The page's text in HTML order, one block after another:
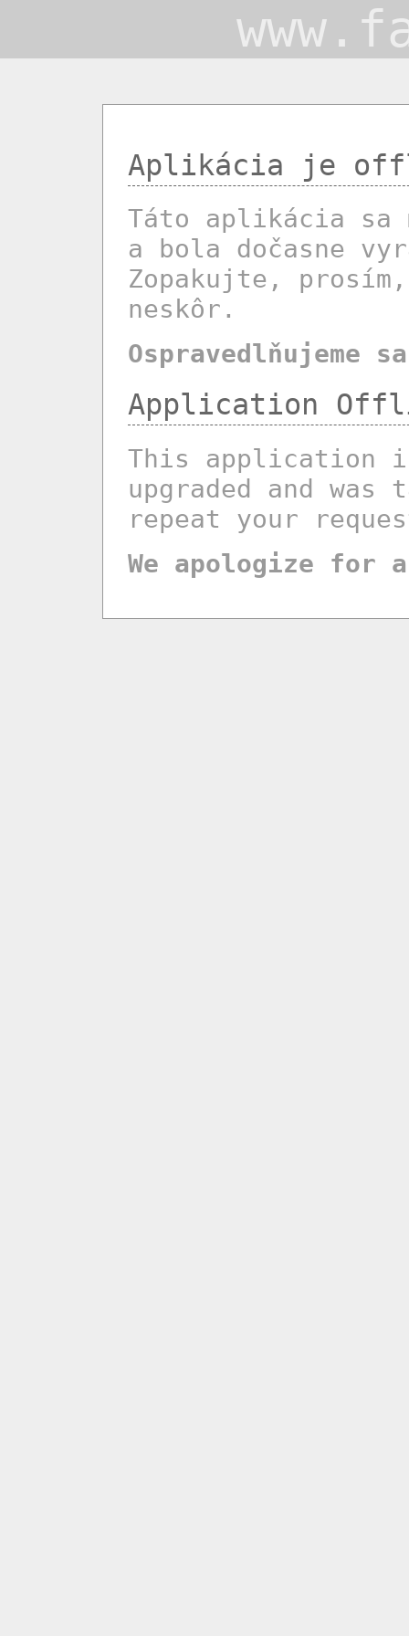
Aplikácia je
Táto aplikácia sa
a bola dočasne
Zopakujte,
neskôr.
Ospravedlňujeme
Application
This application
upgraded and
repeat your
We apologize for